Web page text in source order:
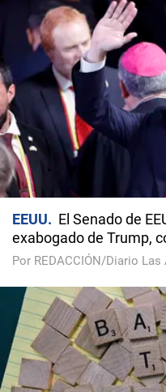
EEUU
El Senado de
exabogado de Trump,
Por REDACCIÓN/Diario